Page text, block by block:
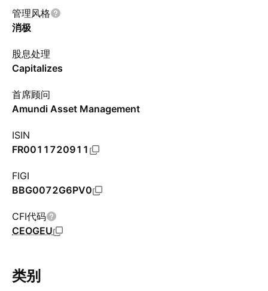
管理风格
消极
股息处理
Capitalizes
首席顾问
Amundi Asset Management
ISIN
FR0011720911
FIGI
BBG0072G6PV0
CFI代码
CEOGEU
类别